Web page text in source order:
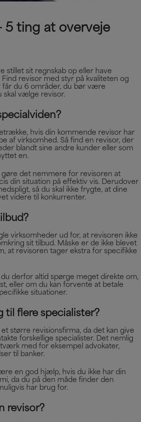
5 ting at overveje
stillet sit regnskab op eller have
revisor med styr på kvaliteten og
får du 6 områder, du bør være
skal vælge revisor.
hvis din kommende revisor har
af virksomhed. Så find en revisor, der
blandt sine andre kunder eller som
en.
gøre det nemmere for revisoren at
din situation på effektiv vis. Derudover
så du skal ikke frygte, at dine
videre til konkurrenter.
virksomheder ud for, at revisoren ikke
sit tilbud. Måske er de ikke blevet
at revisoren tager ekstra for specifikke
derfor altid spørge meget direkte om,
eller om du kan forvente at betale
situationer.
til flere specialister?
større revisionsfirma, da det kan give
forskellige specialister. Det nemlig
med for eksempel advokater,
til banker.
en god hjælp, hvis du ikke har din
da du på den måde finder den
har brug for.
revisor?